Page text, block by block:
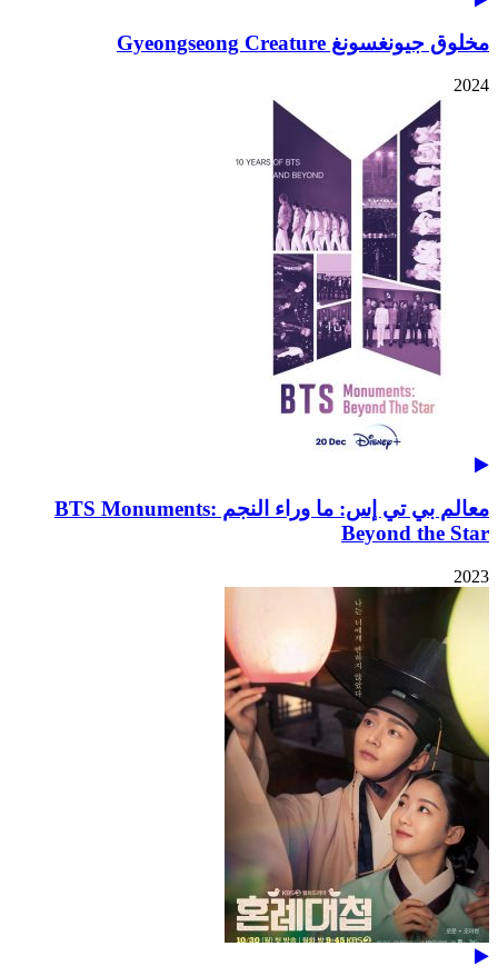
مخلوق جيونغسونغ Gyeongseong Creature
2024
معالم بي تي إس: ما وراء النجم BTS Monuments:
Beyond the Star
2023